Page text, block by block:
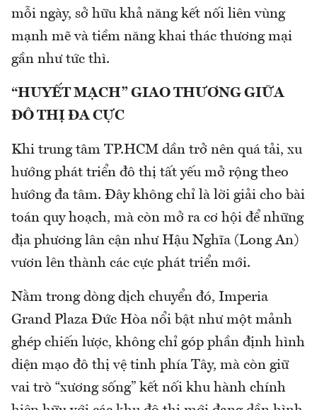
mỗi ngày, sở hữu khả năng kết nối liên vùng
mạnh mẽ và tiềm năng khai thác thương mại
gần như tức thì.
“HUYẾT MẠCH” GIAO THƯƠNG GIỮA
ĐÔ THỊ ĐA CỰC
Khi trung tâm TP.HCM dần trở nên quá tải, xu
hướng phát triển đô thị tất yếu mở rộng theo
hướng đa tâm. Đây không chỉ là lời giải cho bài
toán quy hoạch, mà còn mở ra cơ hội để những
địa phương lân cận như Hậu Nghĩa (Long An)
vươn lên thành các cực phát triển mới.
Nằm trong dòng dịch chuyển đó, Imperia
Grand Plaza Đức Hòa nổi bật như một mảnh
ghép chiến lược, không chỉ góp phần định hình
diện mạo đô thị vệ tinh phía Tây, mà còn giữ
vai trò “xương sống” kết nối khu hành chính